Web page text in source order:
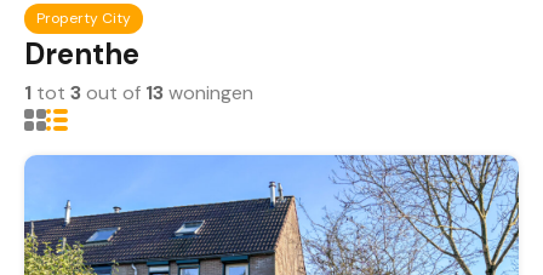
Property City
Drenthe
1 tot 3out of 13woningen